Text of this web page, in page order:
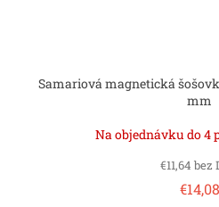
Samariová magnetická
mm
Na objednávku do 4
€11,64 bez
€14,08